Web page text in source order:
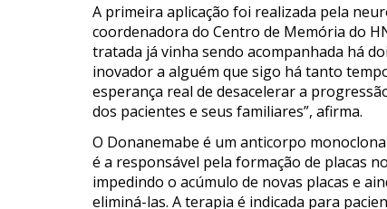
A primeira aplicação foi realizada pela
coordenadora do Centro de Memória do
tratada já vinha sendo acompanhada há
inovador a alguém que sigo há tanto
esperança real de desacelerar a
dos pacientes e seus familiares”, afirma.
O Donanemabe é um anticorpo
é a responsável pela formação de placas
impedindo o acúmulo de novas placas e
eliminá-las. A terapia é indicada para